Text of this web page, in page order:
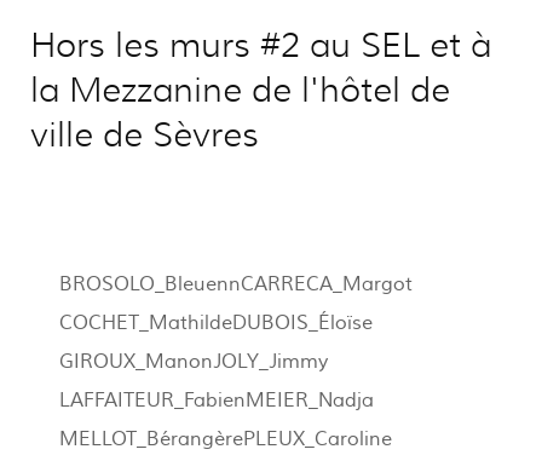
Hors les murs #2 au SEL et à
la Mezzanine de l'hôtel de
ville de Sèvres
BROSOLO_BleuennCARRECA_Margot
COCHET_MathildeDUBOIS_Éloïse
GIROUX_ManonJOLY_Jimmy
LAFFAITEUR_FabienMEIER_Nadja
MELLOT_BérangèrePLEUX_Caroline